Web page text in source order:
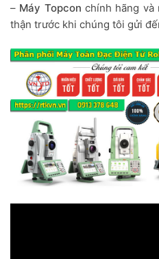
– Máy Topconchính hãng và
thận trước khi chúng tôi gửi